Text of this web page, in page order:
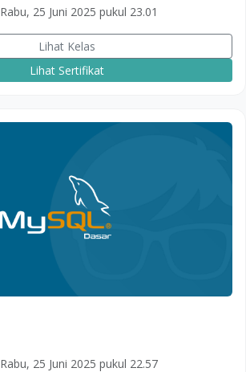
Rabu, 25 Juni 2025 pukul 23.01
Lihat Kelas
Lihat Sertifikat
Rabu, 25 Juni 2025 pukul 22.57